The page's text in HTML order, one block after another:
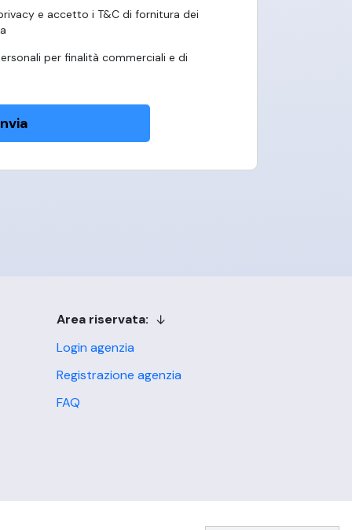
e accetto i T&C di fornitura dei
per finalità commerciali e di
Area riservata:
Login agenzia
Registrazione agenzia
FAQ